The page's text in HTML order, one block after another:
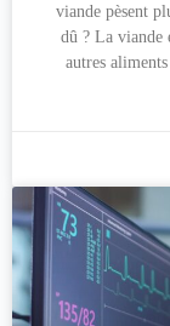
viande pèsent
dû ? La viande
autres